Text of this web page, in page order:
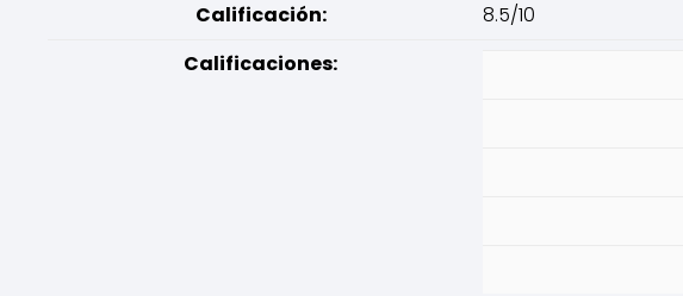
Calificación:
8.5/10
Calificaciones: